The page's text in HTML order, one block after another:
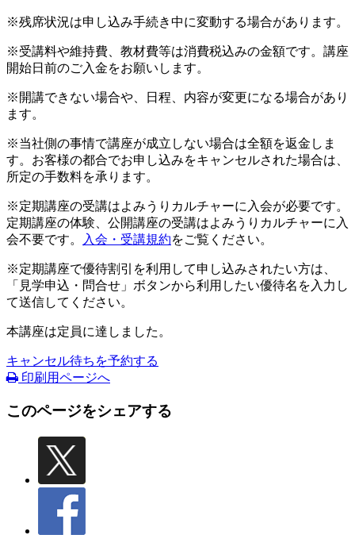
※残席状況は申し込み手続き中に変動する場合があります。
※受講料や維持費、教材費等は消費税込みの金額です。講座
開始日前のご入金をお願いします。
※開講できない場合や、日程、内容が変更になる場合があり
ます。
※当社側の事情で講座が成立しない場合は全額を返金しま
す。お客様の都合でお申し込みをキャンセルされた場合は、
所定の手数料を承ります。
※定期講座の受講はよみうりカルチャーに入会が必要です。
定期講座の体験、公開講座の受講はよみうりカルチャーに入
会不要です。
入会・受講規約をご覧ください。
※定期講座で優待割引を利用して申し込みされたい方は、
「見学申込・問合せ」ボタンから利用したい優待名を入力し
て送信してください。
本講座は定員に達しました。
キャンセル待ちを予約する
印刷用ページへ
このページをシェアする